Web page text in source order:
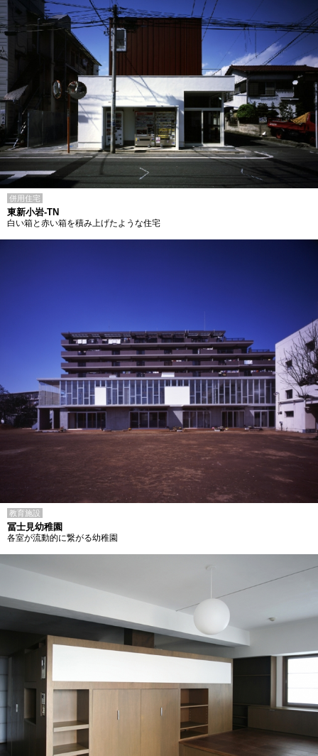
併用住宅
東新小岩-TN
白い箱と赤い箱を積み上げたような住宅
教育施設
冨士見幼稚園
各室が流動的に繋がる幼稚園